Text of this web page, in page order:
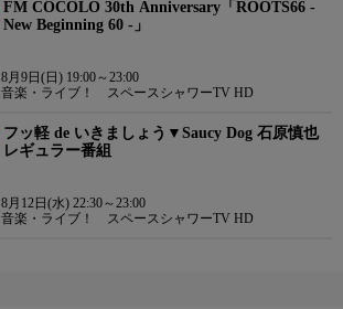
FM COCOLO 30th Anniversary「ROOTS66 -
New Beginning 60 -」
8月9日(日) 19:00～23:00
音楽・ライブ！ スペースシャワーTV HD
フッ軽 de いきましょう▼Saucy Dog 石原慎也
レギュラー番組
8月12日(水) 22:30～23:00
音楽・ライブ！ スペースシャワーTV HD